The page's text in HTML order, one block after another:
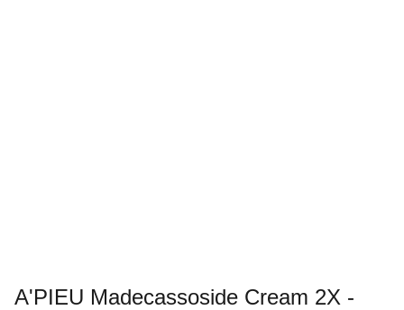
A'PIEU Madecassoside Cream 2X -